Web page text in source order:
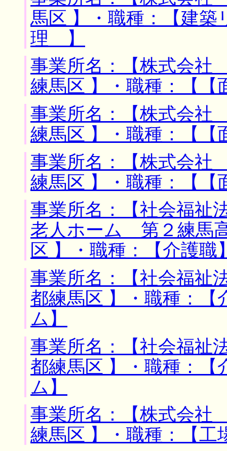
馬区 】・職種：【建
理 】
事業所名：【株式会
練馬区 】・職種：【【
事業所名：【株式会
練馬区 】・職種：【
事業所名：【株式会
練馬区 】・職種：【
事業所名：【社会福
老人ホーム 第２練馬
区 】・職種：【介護職
事業所名：【社会福祉
都練馬区 】・職種：【
ム】
事業所名：【社会福祉
都練馬区 】・職種：【
ム】
事業所名：【株式会社
練馬区 】・職種：【工